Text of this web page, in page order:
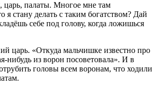
царь, палаты. Многое мне там
я стану делать с таким богатством? Дай
себе под голову, когда ложишься
царь. «Откуда мальчишке известно про
нибудь из ворон посоветовала». И в
головы всем воронам, что ходили